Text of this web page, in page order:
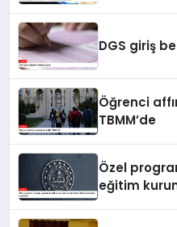
DGS giriş
Öğrenci
TBMM’de
Özel
eğitim